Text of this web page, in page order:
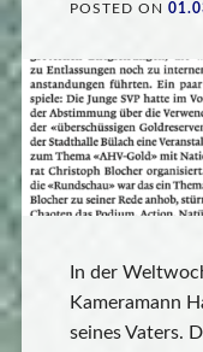
POSTED ON
In der
Kameramann
seines Vaters.